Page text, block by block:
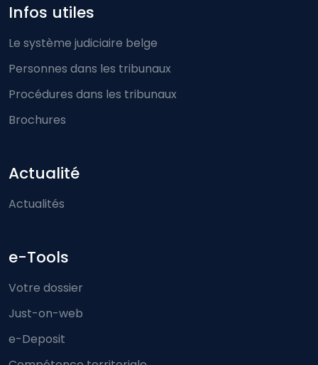
Infos utiles
Le système judiciaire belge
Personnes dans les tribunaux
Procédures dans les tribunaux
Brochures
Actualité
Actualités
e-Tools
Votre dossier
Just-on-web
e-Deposit